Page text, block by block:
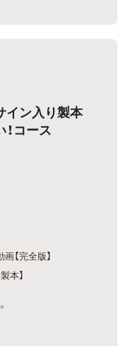
イン入り製本
コース
【完全版】
本】